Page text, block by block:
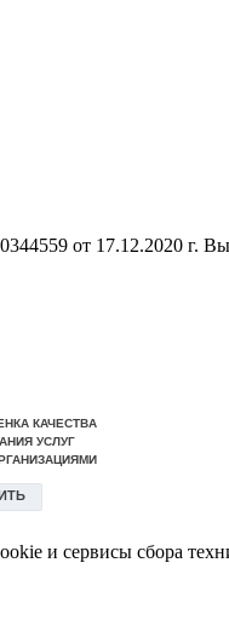
от 17.12.2020 г.
и сервисы сбора